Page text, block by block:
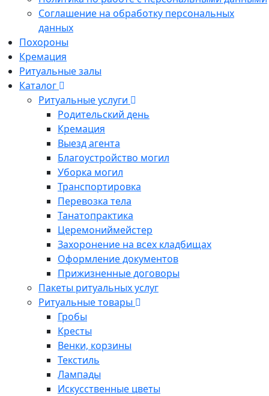
Соглашение на обработку персональных
данных
Похороны
Кремация
Ритуальные залы
Каталог
Ритуальные услуги
Родительский день
Кремация
Выезд агента
Благоустройство могил
Уборка могил
Транспортировка
Перевозка тела
Танатопрактика
Церемониймейстер
Захоронение на всех кладбищах
Оформление документов
Прижизненные договоры
Пакеты ритуальных услуг
Ритуальные товары
Гробы
Кресты
Венки, корзины
Текстиль
Лампады
Искусственные цветы